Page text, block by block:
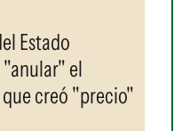
Estado
el
creó "precio"